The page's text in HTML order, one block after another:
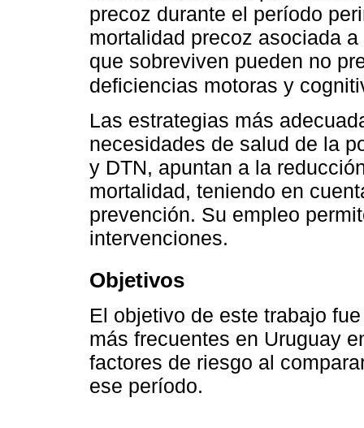
precoz durante el período
mortalidad precoz asociada
que sobreviven pueden no
deficiencias motoras y
Las estrategias más
necesidades de salud de la
y DTN, apuntan a la
mortalidad, teniendo en
prevención. Su empleo
intervenciones.
Objetivos
El objetivo de este trabajo
más frecuentes en Uruguay
factores de riesgo al
ese período.